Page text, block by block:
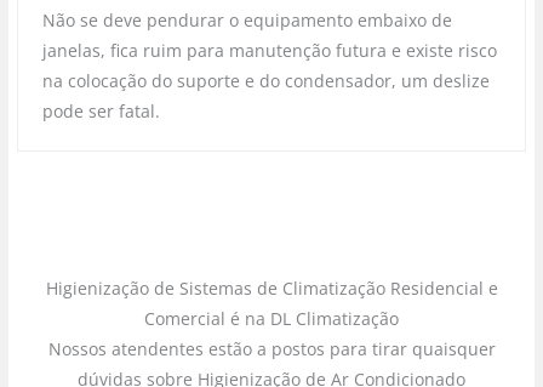
Não se deve pendurar o equipamento embaixo de
janelas, fica ruim para manutenção futura e existe risco
na colocação do suporte e do condensador, um deslize
pode ser fatal.
Higienização de Sistemas de Climatização Residencial e
Comercial é na DL Climatização
Nossos atendentes estão a postos para tirar quaisquer
dúvidas sobre Higienização de Ar Condicionado